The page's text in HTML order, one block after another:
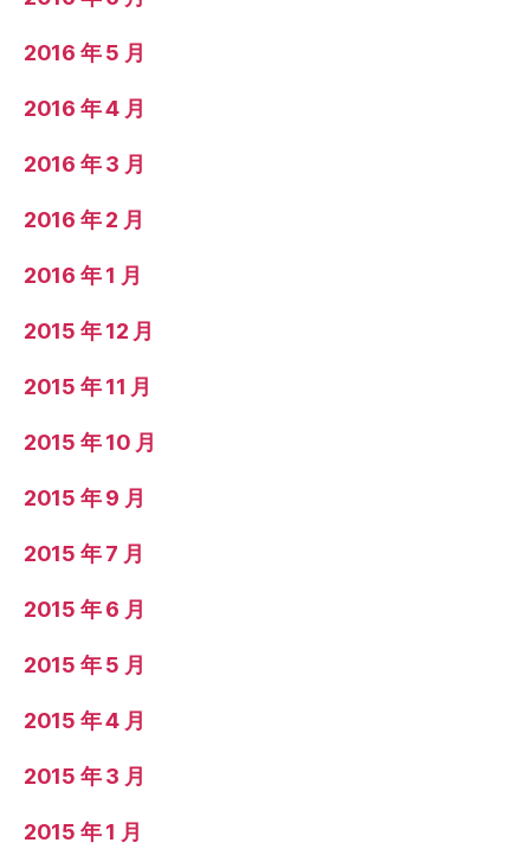
2016 年 5 月
2016 年 4 月
2016 年 3 月
2016 年 2 月
2016 年 1 月
2015 年 12 月
2015 年 11 月
2015 年 10 月
2015 年 9 月
2015 年 7 月
2015 年 6 月
2015 年 5 月
2015 年 4 月
2015 年 3 月
2015 年 1 月